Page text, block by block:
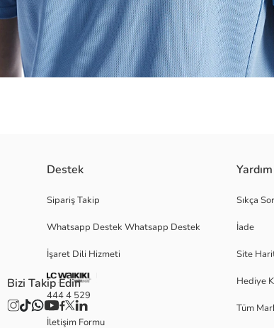
Ana Kumaş:
Destek
Sipariş Takip
Whatsapp Destek Whatsapp Destek
İşaret Dili Hizmeti
444 4 529
İletişim Formu
Yardım
Sıkça
İade
Site
Hediye
Tüm
Bizi Takip Edin